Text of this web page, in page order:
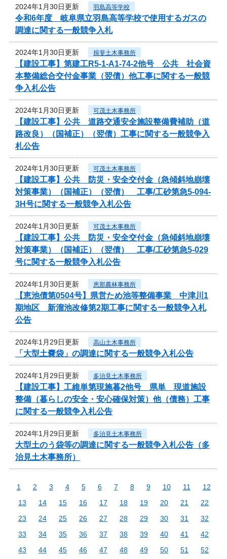
2024年1月30日更新 羽島高等学校
令和6年度 岐阜県立羽島高等学校で使用するガスの
調達に関する一般競争入札
2024年1月30日更新 揖斐土木事務所
【建設工事】第建工R5-1-A1-74-2他号 公共 社会資
本整備総合交付金事業（翌債）他工事に関する一般競
争入札公告
2024年1月30日更新 可茂土木事務所
【建設工事】公共 道路交通安全施設整備費補助（道
路改良）（国補正）（翌債）工事に関する一般競争入
札公告
2024年1月30日更新 可茂土木事務所
【建設工事】公共 防災・安全交付金（急傾斜地崩壊
対策事業）（国補正）（翌債） 工事/工砂第急5-094-
3H号に関する一般競争入札公告
2024年1月30日更新 可茂土木事務所
【建設工事】公共 防災・安全交付金（急傾斜地崩壊
対策事業）（国補正）（翌債） 工事/工砂第急5-029
号に関する一般競争入札公告
2024年1月30日更新 恵那農林事務所
【恵池債第0504号】県営ため池等整備事業 中津川1
期地区 新溜池改修第2期工事に関する一般競争入札
公告
2024年1月29日更新 高山土木事務所
「大型土嚢袋」の調達に関する一般競争入札公告
2024年1月29日更新 多治見土木事務所
【建設工事】工維単第現施暮2他号 県単 現道施設
整備（暮らしの安全・安心確保対策）他（債務）工事
に関する一般競争入札公告
2024年1月29日更新 多治見土木事務所
大型土のう袋等の調達に関する一般競争入札公告（多
治見土木事務所）
1 2 3 4 5 6 7 8 9 10 11
12
13
14 15 16 17 18 19 20 21
22
23
24 25 26 27 28 29 30 31
32
33
34 35 36 37 38 39 40 41
42
43
44 45 46 47 48 49 50 51
52